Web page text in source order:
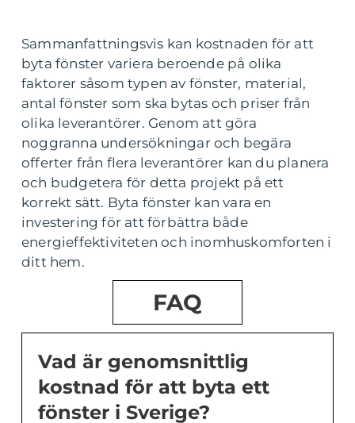
Sammanfattningsvis kan kostnaden för att
byta fönster variera beroende på olika
faktorer såsom typen av fönster, material,
antal fönster som ska bytas och priser från
olika leverantörer. Genom att göra
noggranna undersökningar och begära
offerter från flera leverantörer kan du planera
och budgetera för detta projekt på ett
korrekt sätt. Byta fönster kan vara en
investering för att förbättra både
energieffektiviteten och inomhuskomforten i
ditt hem.
FAQ
Vad är genomsnittlig
kostnad för att byta ett
fönster i Sverige?